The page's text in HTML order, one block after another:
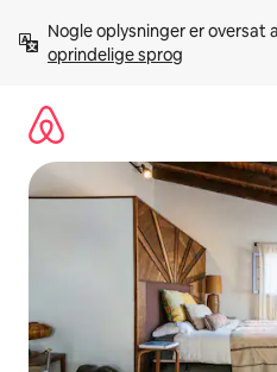
videre
Nogle oplysninger er oversat
oprindelige sprog